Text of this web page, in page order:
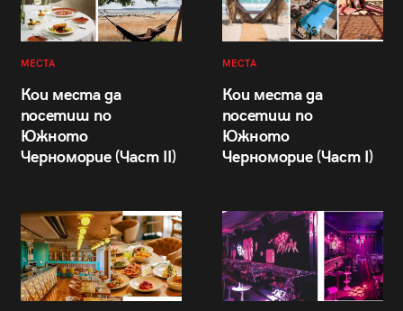
МЕСТА
Кои места да
посетиш по
Южното
Черноморие (Част II)
МЕСТА
Кои места да
посетиш по
Южното
Черноморие (Част I)